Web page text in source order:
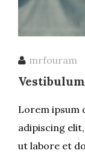
mrfouram
Lorem ipsum
adipiscing
ut labore et